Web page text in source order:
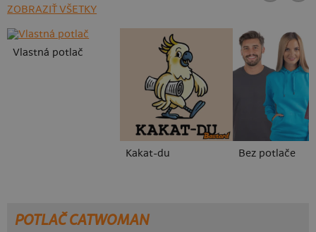
ZOBRAZIŤ VŠETKY
Vlastná potlač
Kakat-du Bez potlače
POTLAČ CATWOMAN